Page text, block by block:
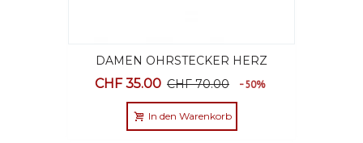
DAMEN OHRSTECKER HERZ
STERLING SILBER
CHF 35.00 CHF 70.00 -50%
In den Warenkorb